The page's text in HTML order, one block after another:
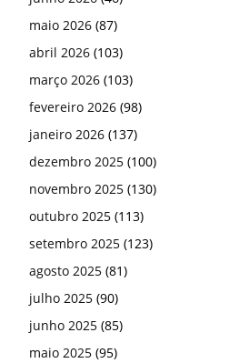
maio 2026 (87)
abril 2026 (103)
março 2026 (103)
fevereiro 2026 (98)
janeiro 2026 (137)
dezembro 2025 (100)
novembro 2025 (130)
outubro 2025 (113)
setembro 2025 (123)
agosto 2025 (81)
julho 2025 (90)
junho 2025 (85)
maio 2025 (95)